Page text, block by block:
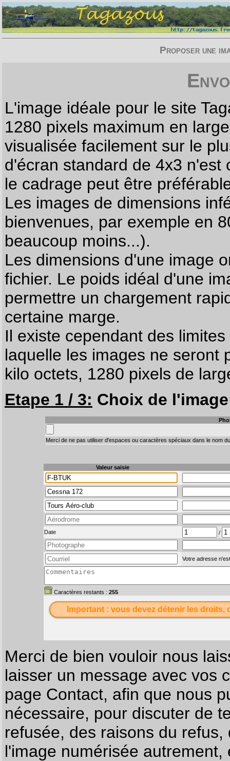
Proposer une
L'image idéale pour le site
1280 pixels maximum en
visualisée facilement sur le
d'écran standard de 4x3
le cadrage peut être
Les images de dimensions
bienvenues, par exemple en
beaucoup moins...).
Les dimensions d'une image
fichier. Le poids idéal d'une
permettre un chargement
certaine marge.
Il existe cependant des
laquelle les images ne seront
kilo octets, 1280 pixels de
Etape 1 / 3: Choix de
Merci de ne pas utiliser d'espaces ou caractères spéciaux dans le nom
Valeur saisie
Date /
Votre adresse
Caractères restants : 255
Important : vous devez détenir les
Merci de bien vouloir nous
laisser un message avec vos
page Contact, afin que nous
nécessaire, pour discuter de
refusée, des raisons du
l'image numérisée autrement,